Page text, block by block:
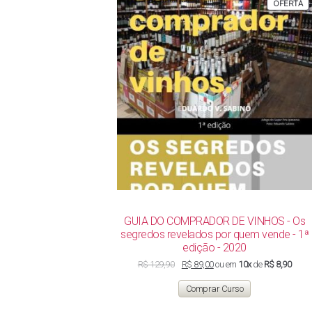
OFERTA
GUIA DO COMPRADOR DE VINHOS - Os
segredos revelados por quem vende - 1ª
edição - 2020
R$129,90
original
era:
R$ 129,90.
R$ 89,00O
atual
é:
R$ 89,00.
ou em 10xde R$ 8,90
Comprar Curso